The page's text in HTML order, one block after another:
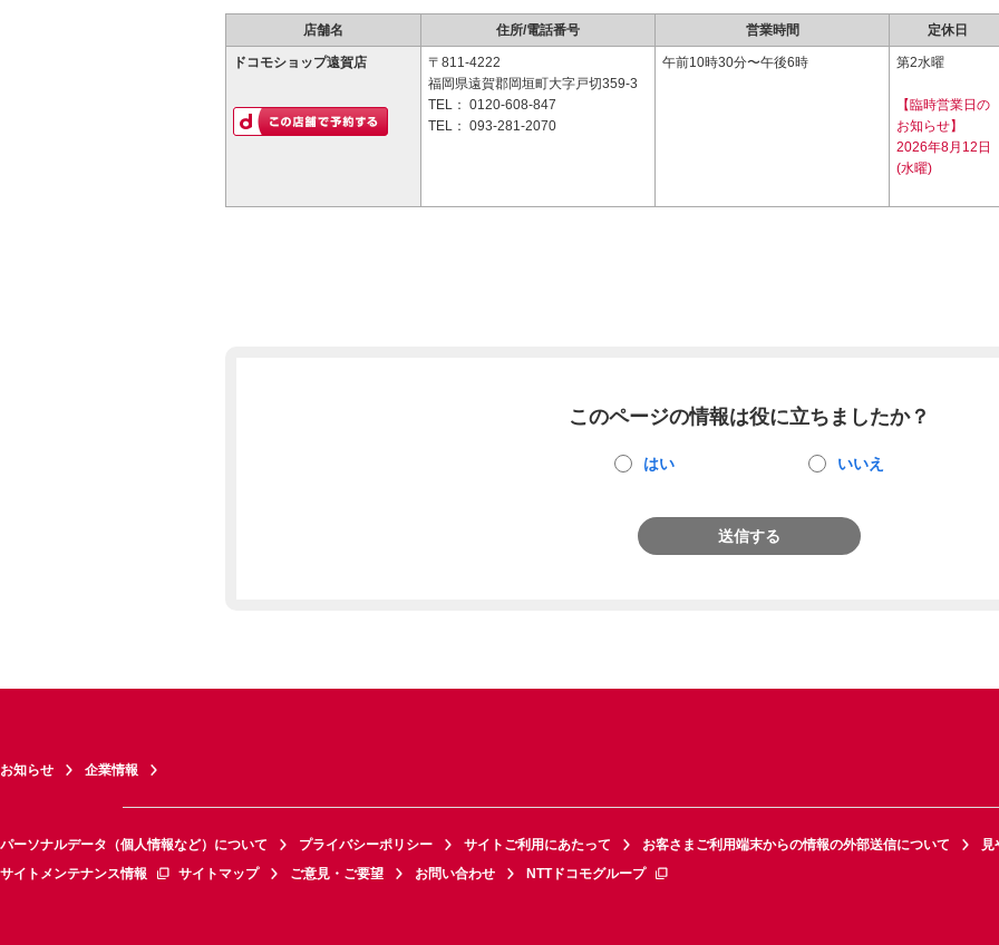
店舗名 住所/電話番号 営業時間 定休日
ドコモショップ遠賀店
〒811-4222
福岡県遠賀郡岡垣町大字戸切359-3
TEL： 0120-608-847
TEL： 093-281-2070
午前10時30分〜午後6時 第2水曜
【臨時営業日の
お知らせ】
2026年8月12日
(水曜)
このページの情報は役に立ちましたか？
はい いいえ
送信する
お知らせ 企業情報
パーソナルデータ（個人情報など）について プライバシーポリシー サイトご利用にあたって お客さまご利用端末からの情報の外部送信について
見
サイトメンテナンス情報
サイトマップ ご意見・ご要望 お問い合わせ NTTドコモグループ